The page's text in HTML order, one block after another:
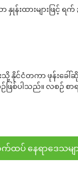
န်းထားများဖြင့်
းသို့ နိုင်ငံတကာ ဖုန်း
ပါသည်။ လစဉ် စာ
က်ထပ် နေရာဒေသမျ